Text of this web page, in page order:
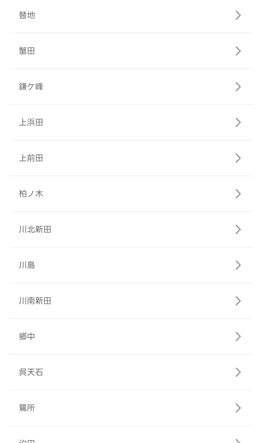
替地
蟹田
鎌ケ峰
上浜田
上前田
柏ノ木
川北新田
川島
川南新田
郷中
呉天石
鷺所